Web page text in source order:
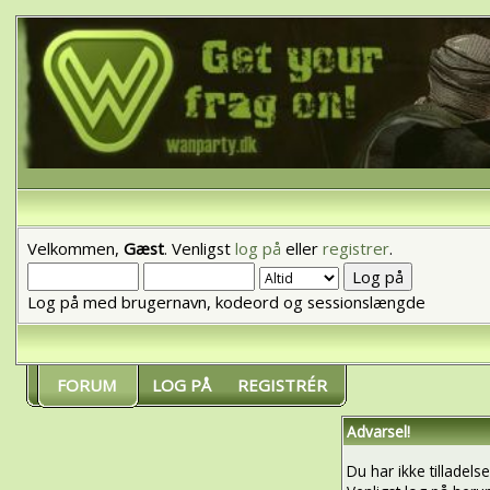
Velkommen, Gæst. Venligst log på eller registrer.
Log på med brugernavn, kodeord og sessionslængde
FORUM LOG PÅ REGISTRÉR
Advarsel!
Du har ikke